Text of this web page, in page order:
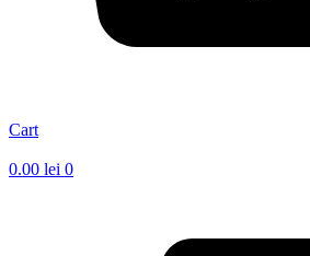
Cart
0.00 lei 0